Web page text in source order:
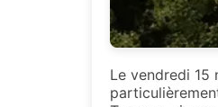
Le vendredi 15